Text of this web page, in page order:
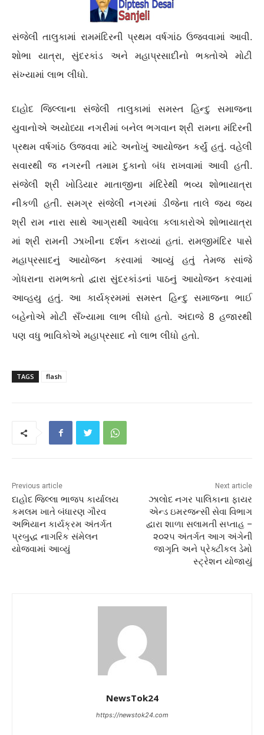
સંજેલી તાલુકામાં રામમંદિરની પ્રથમ વર્ષગાંઠ ઉજવવામાં આવી.
શોભા યાત્રા, સુંદરકાંડ અને મહાપ્રસાદીનો ભક્તોએ મોટી
સંખ્યામાં લાભ લીધો.
દાહોદ જિલ્લાના સંજેલી તાલુકામાં સમસ્ત હિન્દુ સમાજના
યુવાનોએ અયોધ્યા નગરીમાં બનેલ ભગવાન શ્રી રામના મંદિરની
પ્રથમ વર્ષગાંઠ ઉજવવા માંટે અનોખું આયોજન કર્યું હતું. વહેલી
સવારથી જ નગરની તમામ દુકાનો બંધ રાખવામાં આવી હતી.
સંજેલી શ્રી ખોડિયાર માતાજીના મંદિરેથી ભવ્ય શોભાયાત્રા
નીકળી હતી. સમગ્ર સંજેલી નગરમાં ડીજેના તાલે જય જય
શ્રી રામ નારા સાથે આગ્રાથી આવેલા કલાકારોએ શોભાયાત્રા
માં શ્રી રામની ઝાખીના દર્શન કરાવ્યાં હતાં. રામજીમંદિર પાસે
મહાપ્રસાદનું આયોજન કરવામાં આવ્યું હતું તેમજ સાંજે
ગોધરાના રામભક્તો દ્વારા સુંદરકાંડનાં પાઠનું આયોજન કરવામાં
આવ્હયુ હતું. આ કાર્યક્રમમાં સમસ્ત હિન્દુ સમાજના ભાઈ
બહેનોએ મોટી સઁખ્યામા લાભ લીધો હતો. અંદાજે 8 હજારથી
પણ વધુ ભાવિકોએ મહાપ્રસાદ નો લાભ લીધો હતો.
TAGS flash
Previous article
દાહોદ જિલ્લા ભાજપ કાર્યાલય
કમલમ ખાતે બંધારણ ગૌરવ
અભિયાન કાર્યક્રમ અંતર્ગત
પ્રબુદ્ધ નાગરિક સંમેલન
યોજવામાં આવ્યું
Next article
ઝાલોદ નગર પાલિકાના ફાયર
એન્ડ ઇમરજન્સી સેવા વિભાગ
દ્વારા શાળા સલામતી સપ્તાહ –
૨૦૨૫ અંતર્ગત આગ અંગેની
જાગૃતિ અને પ્રેક્ટીકલ ડેમો
સ્ટ્રેશન યોજાયું
NewsTok24
https://newstok24.com